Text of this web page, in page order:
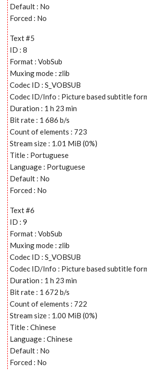
Default : No
Forced : No
Text #5
ID : 8
Format : VobSub
Muxing mode : zlib
Codec ID : S_VOBSUB
Codec ID/Info : Picture based subtitle
Duration : 1 h 23 min
Bit rate : 1 686 b/s
Count of elements : 723
Stream size : 1.01 MiB (0%)
Title : Portuguese
Language : Portuguese
Default : No
Forced : No
Text #6
ID : 9
Format : VobSub
Muxing mode : zlib
Codec ID : S_VOBSUB
Codec ID/Info : Picture based subtitle
Duration : 1 h 23 min
Bit rate : 1 672 b/s
Count of elements : 722
Stream size : 1.00 MiB (0%)
Title : Chinese
Language : Chinese
Default : No
Forced : No